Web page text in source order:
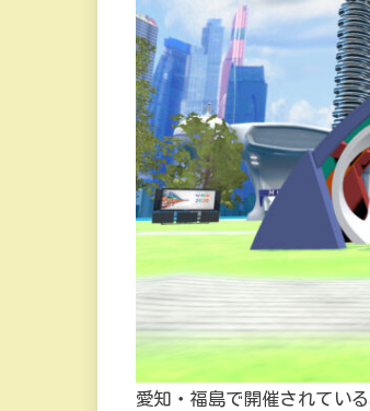
愛知・福島で開催されてい